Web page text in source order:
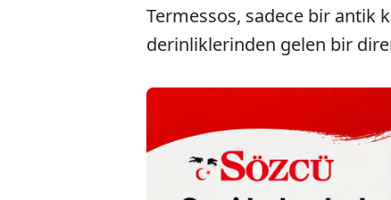
Termessos, sadece bir antik
derinliklerinden gelen bir